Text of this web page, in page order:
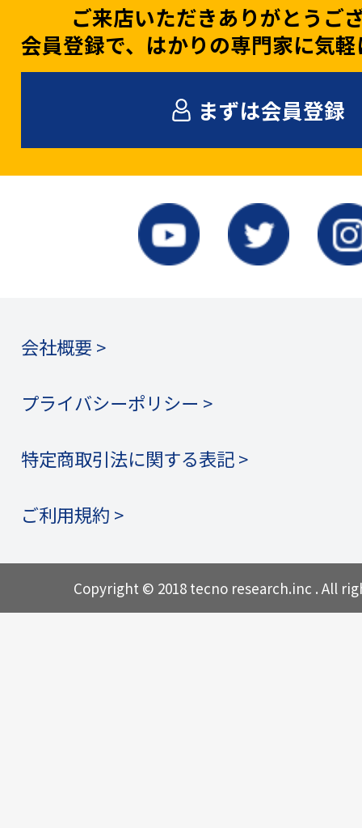
会社概要 >
プライバシーポリシー >
特定商取引法に関する表記 >
ご利用規約 >
ご来店いただきありがとうご
会員登録で、はかりの専門家に気
まずは会員登録
Copyright © 2018 tecno research.inc . All